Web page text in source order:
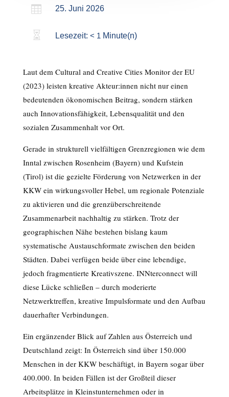
 25. Juni 2026
 Lesezeit: < 1 Minute(n)
Laut dem Cultural and Creative Cities Monitor der EU
(2023) leisten kreative Akteur:innen nicht nur einen
bedeutenden ökonomischen Beitrag, sondern stärken
auch Innovationsfähigkeit, Lebensqualität und den
sozialen Zusammenhalt vor Ort.
Gerade in strukturell vielfältigen Grenzregionen wie dem
Inntal zwischen Rosenheim (Bayern) und Kufstein
(Tirol) ist die gezielte Förderung von Netzwerken in der
KKW ein wirkungsvoller Hebel, um regionale Potenziale
zu aktivieren und die grenzüberschreitende
Zusammenarbeit nachhaltig zu stärken. Trotz der
geographischen Nähe bestehen bislang kaum
systematische Austauschformate zwischen den beiden
Städten. Dabei verfügen beide über eine lebendige,
jedoch fragmentierte Kreativszene. INNterconnect will
diese Lücke schließen – durch moderierte
Netzwerktreffen, kreative Impulsformate und den Aufbau
dauerhafter Verbindungen.
Ein ergänzender Blick auf Zahlen aus Österreich und
Deutschland zeigt: In Österreich sind über 150.000
Menschen in der KKW beschäftigt, in Bayern sogar über
400.000. In beiden Fällen ist der Großteil dieser
Arbeitsplätze in Kleinstunternehmen oder in